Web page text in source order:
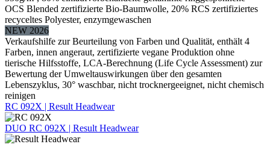
OCS Blended zertifizierte Bio-Baumwolle, 20% RCS zertifiziertes
recyceltes Polyester, enzymgewaschen
NEW 2026
Verkaufshilfe zur Beurteilung von Farben und Qualität, enthält 4
Farben, innen angeraut, zertifizierte vegane Produktion ohne
tierische Hilfsstoffe, LCA-Berechnung (Life Cycle Assessment) zur
Bewertung der Umweltauswirkungen über den gesamten
Lebenszyklus, 30° waschbar, nicht trocknergeeignet, nicht chemisch
reinigen
RC 092X | Result Headwear
DUO RC 092X | Result Headwear